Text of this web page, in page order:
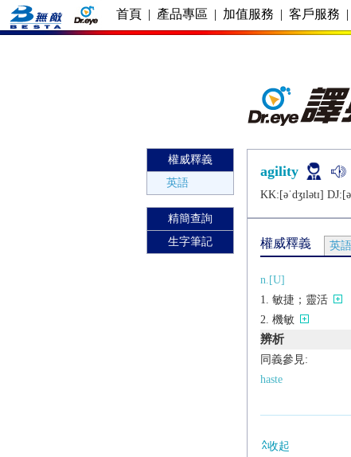
首頁 | 產品專區 | 加值服務 | 客戶服務 |
權威釋義
英語
精簡查詢
生字筆記
agility
KK:[ǝˈdʒɪlǝtɪ]
權威釋義 英語
n.[U]
敏捷；靈活
機敏
辨析
同義參見:
haste
收起